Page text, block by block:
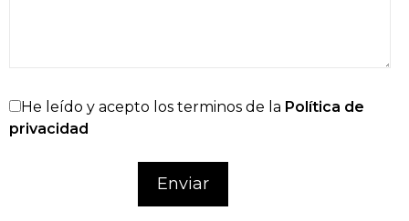
He leído y acepto los terminos de la Política de
privacidad